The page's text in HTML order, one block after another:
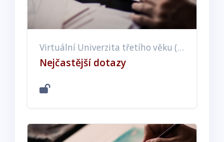
Virtuální Univerzita třetího věku (EX, ET, EE)
Nejčastější dotazy